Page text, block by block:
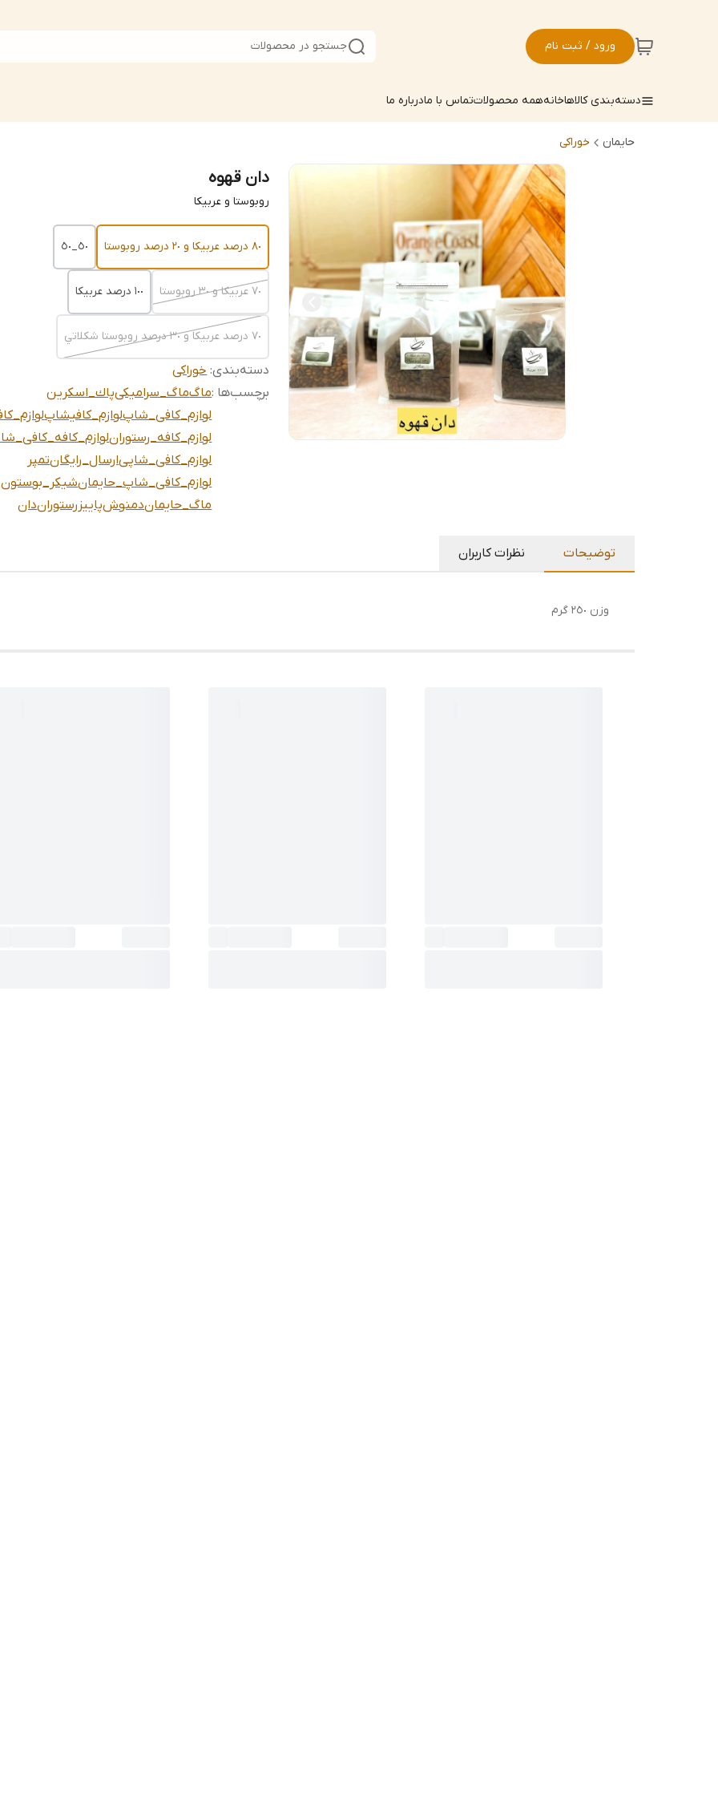
ورود / ثبت نام جستجو در محصولات
دسته‌بندی کالاهاخانههمه محصولاتتماس با مادرباره ما
حایمان خوراکی
دان قهوه
روبوستا و عربيكا
٨٠ درصد عربيكا و ٢٠ درصد روبوستا ٥٠_٥٠
٧٠ عربيكا و ٣٠ روبوستا ١٠٠ درصد عربيكا
٧٠ درصد عربيكا و ٣٠ درصد روبوستا شكلاتي
دسته‌بندی:خوراکی
برچسب‌ها :ماگماگ_سرامیکیپاك_اسكرين
لوازم_کافی_شاپلوازم_کافیشاپ
لوازم_کافه_رستوران
لوازم_کافی_شاپیارسال_رایگانتمپر
لوازم_کافی_شاپ_حایمانشيكر_بوستون
ماگ_حایماندمنوشپاییز رستوراندان
توضیحات نظرات کاربران
وزن ٢٥٠ گرم